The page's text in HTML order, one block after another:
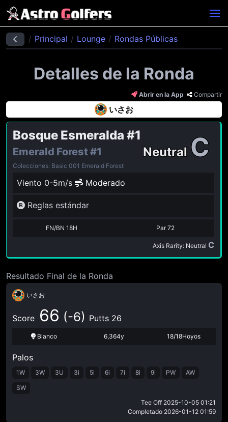
Principal Lounge Rondas Públicas
Detalles de la Ronda
Abrir en la App Compartir
いさお
Bosque Esmeralda #1
Emerald Forest#1 NeutralC
Colecciones: Basic 001 Emerald Forest
Viento 0-5m/s Moderado
Reglas estándar
FN/BN 18H Par72
Axis Rarity: Neutral C
Resultado Final de la Ronda
いさお
Score 66 (-6) Putts 26
Blanco 6,364y 18/18Hoyos
Palos
1W 3W 3U 3i 5i 6i 7i 8i 9i PW
AW
SW
Tee Off 2025-10-05 01:21
Completado 2026-01-12 01:59